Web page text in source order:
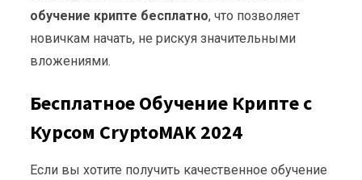
обучение крипте бесплатно, что позволяет
новичкам начать, не рискуя значительными
вложениями.
Бесплатное Обучение Крипте с
Курсом CryptoMAK 2024
Если вы хотите получить качественное обучение